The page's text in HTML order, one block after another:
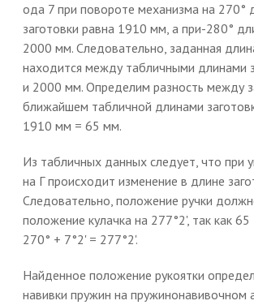
ода 7 при повороте механизма на 270°
заготовки равна 1910 мм, а при-280°
2000 мм. Следовательно, заданная
находится между табличными длинами
и 2000 мм. Определим разность между
ближайшем табличной длинами
1910 мм = 65 мм.
Из табличных данных следует, что при
на Г происходит изменение в длине
Следовательно, положение ручки
положение кулачка на 277°2', так как
270° + 7°2' = 277°2'.
Найденное положение рукоятки
навивки пружин на пружинонавивочном